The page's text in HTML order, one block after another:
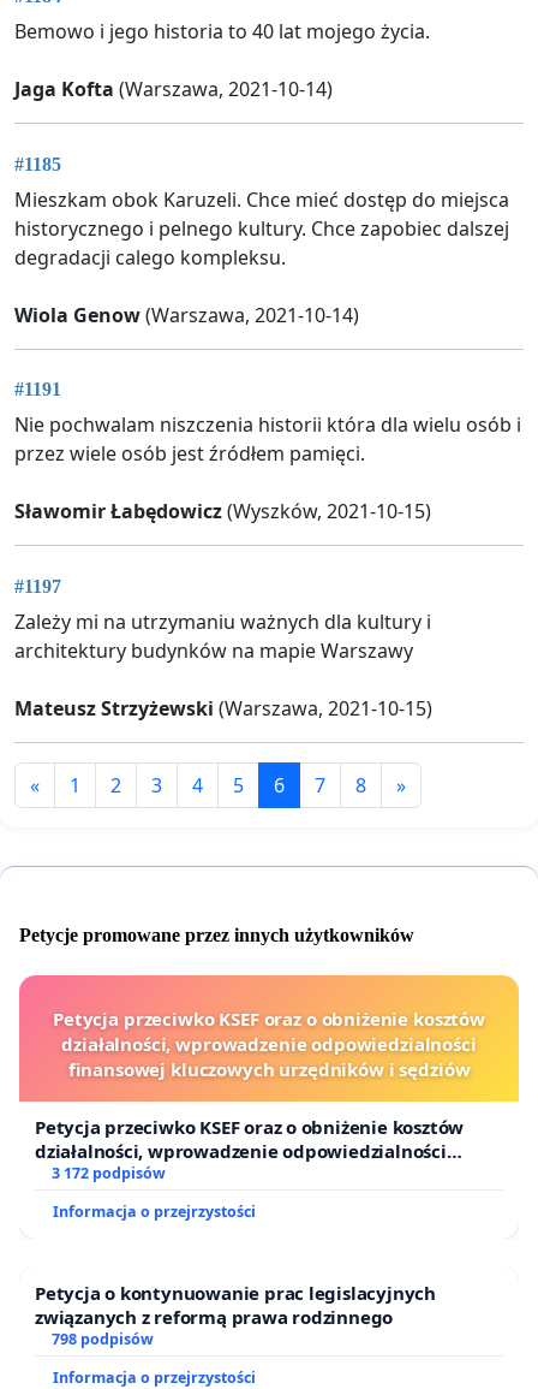
Bemowo i jego historia to 40 lat mojego życia.
Jaga Kofta (Warszawa, 2021-10-14)
#1185
Mieszkam obok Karuzeli. Chce mieć dostęp do miejsca
historycznego i pelnego kultury. Chce zapobiec dalszej
degradacji calego kompleksu.
Wiola Genow(Warszawa, 2021-10-14)
#1191
Nie pochwalam niszczenia historii która dla wielu osób i
przez wiele osób jest źródłem pamięci.
Sławomir Łabędowicz(Wyszków, 2021-10-15)
#1197
Zależy mi na utrzymaniu ważnych dla kultury i
architektury budynków na mapie Warszawy
Mateusz Strzyżewski (Warszawa, 2021-10-15)
« 1 2 3 4 5 6 7 8 »
Petycje promowane przez innych użytkowników
Petycja przeciwko KSEF oraz o obniżenie kosztów
działalności, wprowadzenie odpowiedzialności
finansowej kluczowych urzędników i sędziów
Petycja przeciwko KSEF oraz o obniżenie kosztów
działalności, wprowadzenie odpowiedzialności
finansowej kluczowych urzędników i sędziów
3 172 podpisów
Informacja o przejrzystości
Petycja o kontynuowanie prac legislacyjnych
związanych z reformą prawa rodzinnego
798 podpisów
Informacja o przejrzystości